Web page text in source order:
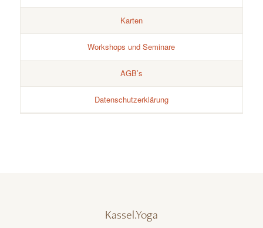
Karten
Workshops und Seminare
AGB’s
Datenschutzerklärung
Kassel.Yoga